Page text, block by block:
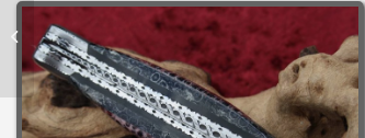
R&R Laguiole „Hard
Shell“